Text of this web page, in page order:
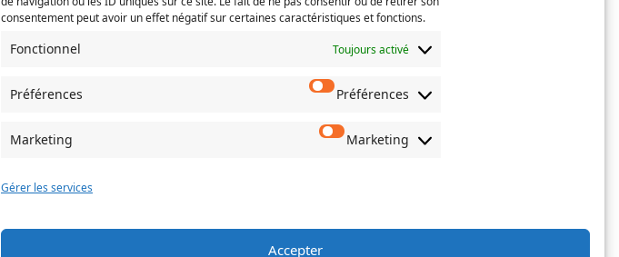
consentement peut avoir un effet négatif sur certaines caractéristiques et fonctions.
Fonctionnel Toujours activé
Préférences Préférences
Marketing Marketing
Gérer les services
Accepter
un
e-
l’e-
Service concerné(Nécessaire)
Si votre demande concerne des actes de
l'Etat-Civil comme service concerné.